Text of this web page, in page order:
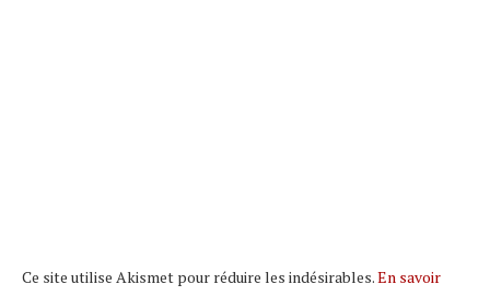
Ce site utilise Akismet pour réduire les indésirables.En savoir